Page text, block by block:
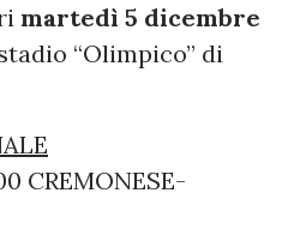
martedì 5 dicembre
“Olimpico” di
CREMONESE-